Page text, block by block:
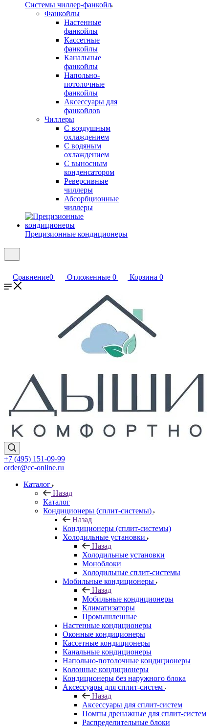
Системы чиллер-фанкойл
Фанкойлы
Настенные
фанкойлы
Кассетные
фанкойлы
Канальные
фанкойлы
Напольно-
потолочные
фанкойлы
Аксессуары для
фанкойлов
Чиллеры
С воздушным
охлаждением
С водяным
охлаждением
С выносным
конденсатором
Реверсивные
чиллеры
Абсорбционные
чиллеры
Прецизионные кондиционеры
Сравнение0 Отложенные 0 Корзина 0
+7 (495) 151-09-99
order@cc-online.ru
Каталог
Назад
Каталог
Кондиционеры (сплит-системы)
Назад
Кондиционеры (сплит-системы)
Холодильные установки
Назад
Холодильные установки
Моноблоки
Холодильные сплит-системы
Мобильные кондиционеры
Назад
Мобильные кондиционеры
Климатизаторы
Промышленные
Настенные кондиционеры
Оконные кондиционеры
Кассетные кондиционеры
Канальные кондиционеры
Напольно-потолочные кондиционеры
Колонные кондиционеры
Кондиционеры без наружного блока
Аксессуары для сплит-систем
Назад
Аксессуары для сплит-систем
Помпы дренажные для сплит-систем
Распределительные блоки